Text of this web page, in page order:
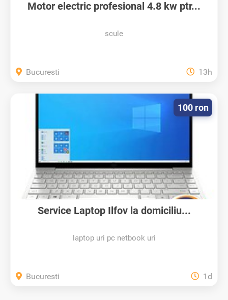
Motor electric profesional 4.8 kw ptr...
scule
Bucuresti 13h
Service Laptop Ilfov la domiciliu...
laptop uri pc netbook uri
100 ron
Bucuresti 1d